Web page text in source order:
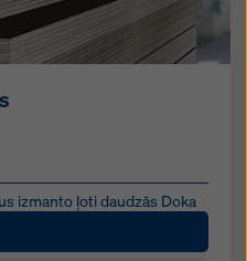
izmanto ļoti daudzās Doka
– no DokaPly līdz Xlife